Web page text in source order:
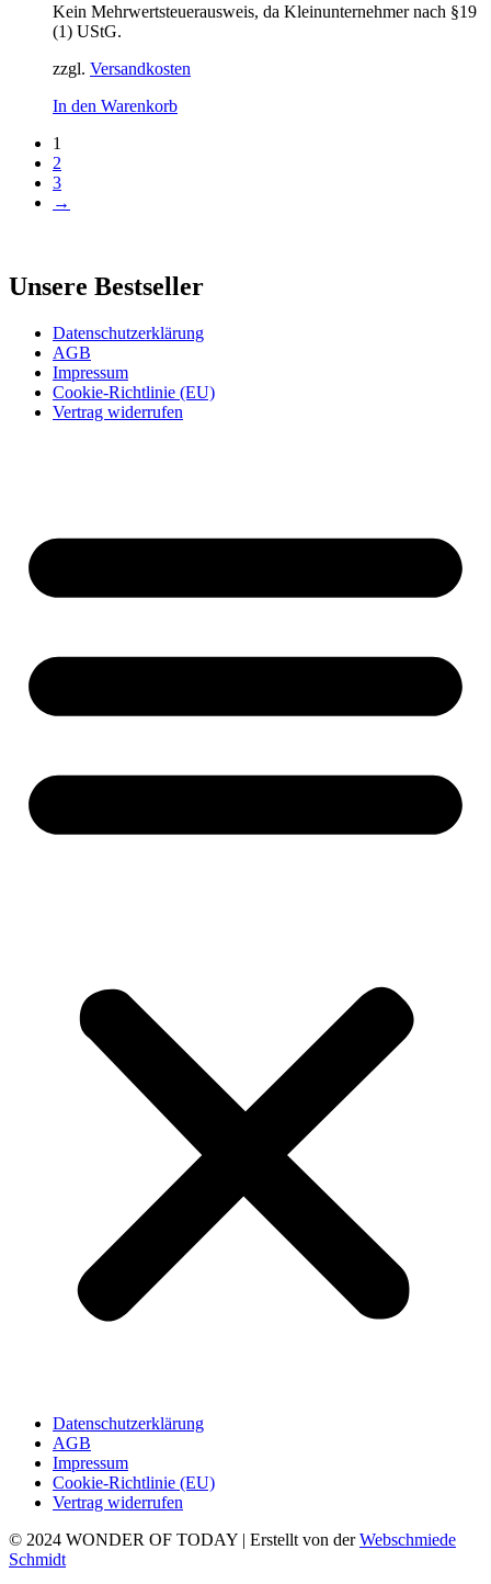
Kein Mehrwertsteuerausweis, da Kleinunternehmer nach §19
(1) UStG.
zzgl. Versandkosten
In den Warenkorb
1
2
3
→
Unsere Bestseller
Datenschutzerklärung
AGB
Impressum
Cookie-Richtlinie (EU)
Vertrag widerrufen
Datenschutzerklärung
AGB
Impressum
Cookie-Richtlinie (EU)
Vertrag widerrufen
© 2024 WONDER OF TODAY | Erstellt von derWebschmiede
Schmidt